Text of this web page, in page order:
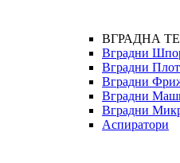
ВГРАДНА
Вградни
Вградни
Вградни
Вградни
Вградни
Аспиратори